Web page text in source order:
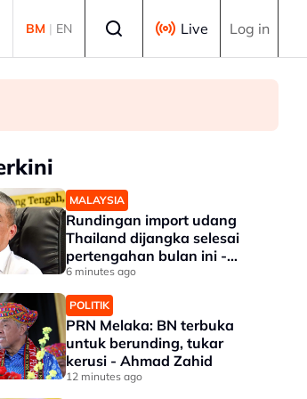
BM | EN Live Log in
MALAYSIA
Rundingan import udang
Thailand dijangka selesai
pertengahan bulan ini -
Mohamad
6 minutes ago
POLITIK
PRN Melaka: BN terbuka
untuk berunding, tukar
kerusi - Ahmad Zahid
12 minutes ago